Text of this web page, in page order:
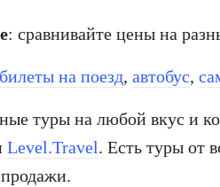
: сравнивайте цены на
билеты на поезд, автобус,
туры на любой вкус и
Level.Travel. Есть туры от